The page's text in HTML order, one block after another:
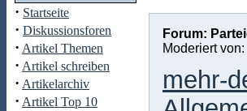
· Startseite
· Diskussionsforen
· Artikel Themen
· Artikel schreiben
· Artikelarchiv
· Artikel Top 10
Forum:
Moderiert von:
mehr-